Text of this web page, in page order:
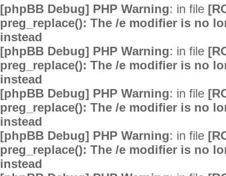
[phpBB Debug] PHP Warning: in file
preg_replace(): The /e modifier is no
instead
[phpBB Debug] PHP Warning: in file
preg_replace(): The /e modifier is no
instead
[phpBB Debug] PHP Warning: in file
preg_replace(): The /e modifier is no
instead
[phpBB Debug] PHP Warning: in file
preg_replace(): The /e modifier is no
instead